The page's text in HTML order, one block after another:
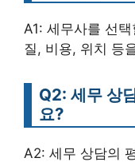
A1: 세무사를 선
질, 비용, 위치 등
Q2: 세무 상
요?
A2: 세무 상담의